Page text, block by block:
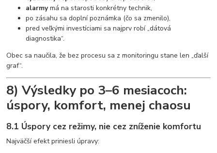
alarmymá na starosti konkrétny technik,
po zásahu sa doplní poznámka (čo sa zmenilo),
pred veľkými investíciami sa najprv robí „dátová
diagnostika“.
Obec sa naučila, že bez procesu sa z monitoringu stane len „ďalší
graf“.
8) Výsledky po 3–6 mesiacoch:
úspory, komfort, menej chaosu
8.1 Úspory cez režimy, nie cez zníženie komfortu
Najväčší efekt priniesli úpravy: